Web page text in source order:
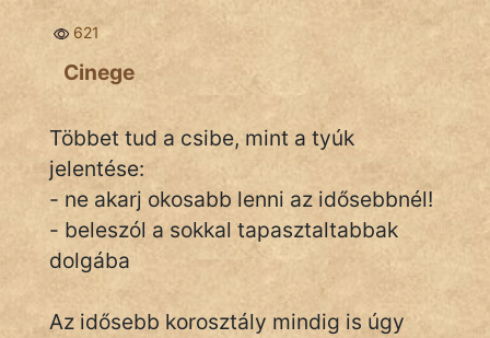
Szállóigék
Szóláscsoportok
Szólások
Tréfás
IRODALOM
621
Cinege
Többet tud a csibe, mint a tyúk
jelentése:
- ne akarj okosabb lenni az idősebbnél!
- beleszól a sokkal tapasztaltabbak
dolgába
Az idősebb korosztály mindig is úgy